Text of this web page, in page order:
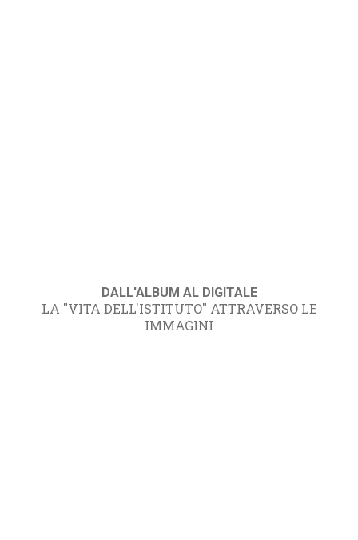
DALL'ALBUM AL DIGITALE
LA "VITA DELL'ISTITUTO" ATTRAVERSO LE
IMMAGINI